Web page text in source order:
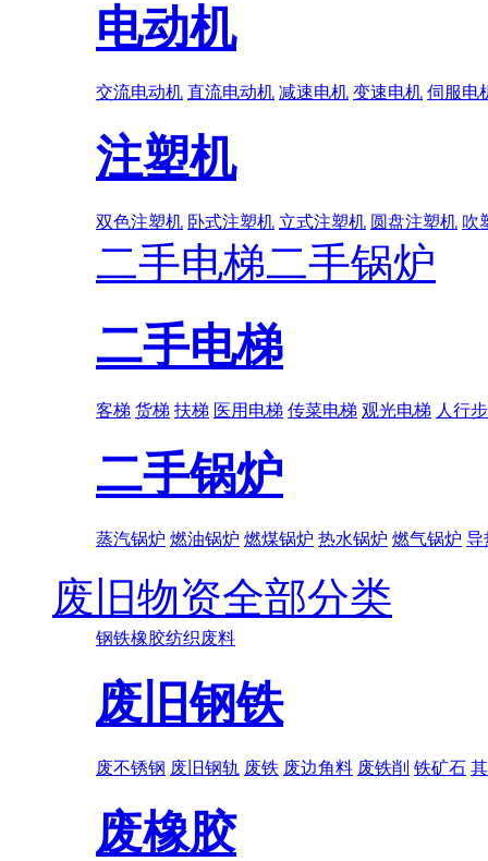
电动机
交流电动机 直流电动机 减速电机 变速电机 伺服电
注塑机
双色注塑机 卧式注塑机 立式注塑机 圆盘注塑机 吹
二手电梯二手锅炉
二手电梯
客梯 货梯 扶梯 医用电梯 传菜电梯 观光电梯 人行
二手锅炉
蒸汽锅炉 燃油锅炉 燃煤锅炉 热水锅炉 燃气锅炉 导
废旧物资全部分类
钢铁橡胶纺织废料
废旧钢铁
废不锈钢 废旧钢轨 废铁 废边角料 废铁削 铁矿石
废橡胶